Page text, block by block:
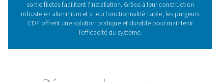
Les purges des condensats d'air comprimé sont
pour maintenir l'efficacité et la fiabilité des
comprimé. En éliminant l'humidité et les
déchargent automatiquement les condensats sans